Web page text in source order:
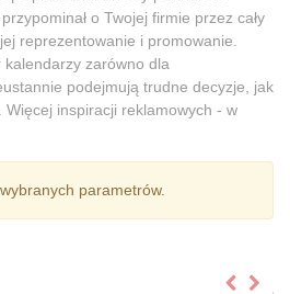
o Twojej firmie przez cały
reprezentowanie i promowanie.
zarówno dla
podejmują trudne decyzje, jak
Więcej inspiracji reklamowych - w
parametrów.